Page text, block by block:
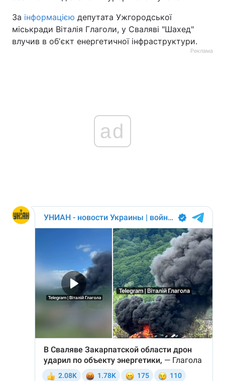
За інформацією депутата Ужгородської
міськради Віталія Глаголи, у Сваляві "Шахед"
влучив в обʼєкт енергетичної інфраструктури.
Реклама
ad